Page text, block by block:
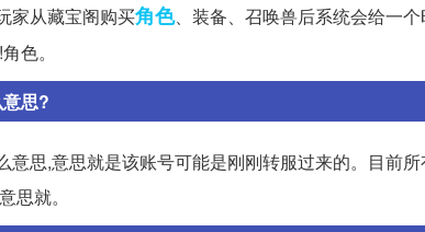
家从藏宝阁购买角色、装备、召唤兽后系统会给一
色。
思?
意思,意思就是该账号可能是刚刚转服过来的。目前
思就。